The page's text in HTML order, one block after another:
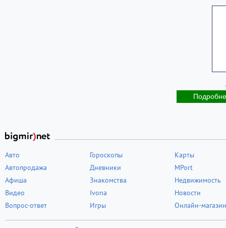
Авто
Автопродажа
Афиша
Видео
Вопрос-ответ
Гороскопы
Дневники
Знакомства
Ivona
Игры
Карты
MPort
Недвижимость
Новости
Онлайн-магазин